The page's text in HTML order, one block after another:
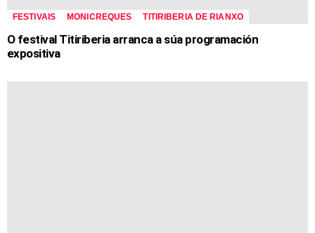
FESTIVAIS MONICREQUES TITIRIBERIA DE RIANXO
O festival Titiriberia arranca a súa programación
expositiva